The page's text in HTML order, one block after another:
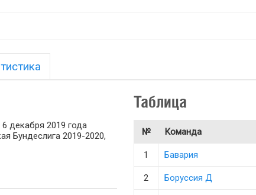
декабря 2019 года
Бундеслига 2019-2020,
Таблица
№ Команда
1 Бавария
2 Боруссия Д